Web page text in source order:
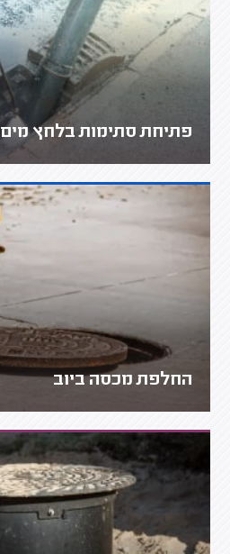
פתיחת סתימות בלחץ מים
החלפת מכסה ביוב